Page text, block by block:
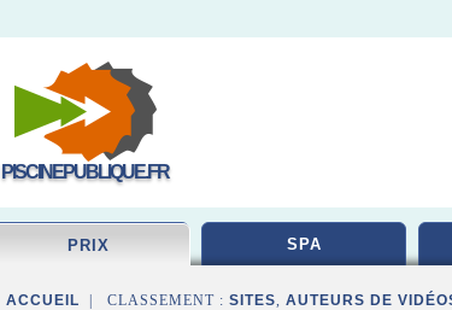
PISCINEPUBLIQUE.FR
PRIX SPA
ACCUEIL | CLASSEMENT : SITES, AUTEURS DE